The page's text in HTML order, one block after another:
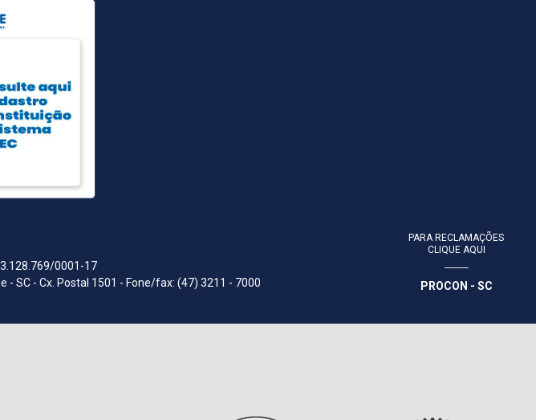
0001-17
SC - Cx. Postal 1501 - Fone/fax: (47) 3211 - 7000
PARA RECLAMAÇÕES
CLIQUE AQUI
PROCON - SC